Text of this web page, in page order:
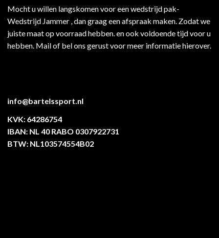
Mocht u willen langskomen voor een wedstrijd pak-
Wedstrijd Jammer , dan graag een afspraak maken. Zodat we
juiste maat op voorraad hebben. en ook voldoende tijd voor u
hebben. Mail of bel ons gerust voor meer informatie hierover.
info@bartelssport.nl
KVK: 64286754
IBAN: NL 40 RABO 0307922731
BTW: NL103574554B02